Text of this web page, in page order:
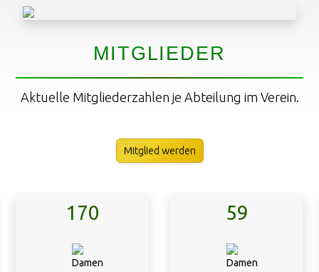
MITGLIEDER
Aktuelle Mitgliederzahlen je Abteilung im Verein.
Mitglied werden
170 59